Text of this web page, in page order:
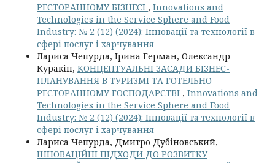
РЕСТОРАННОМУ БІЗНЕСІ , Innovations and
Technologies in the Service Sphere and Food
Industry: № 2 (12) (2024): Інновації та технології в
сфері послуг і харчування
Лариса Чепурда, Ірина Герман, Олександр
Куракін, КОНЦЕПТУАЛЬНІ ЗАСАДИ БІЗНЕС-
ПЛАНУВАННЯ В ТУРИЗМІ ТА ГОТЕЛЬНО-
РЕСТОРАННОМУ ГОСПОДАРСТВІ , Innovations and
Technologies in the Service Sphere and Food
Industry: № 2 (12) (2024): Інновації та технології в
сфері послуг і харчування
Лариса Чепурда, Дмитро Дубіновський,
ІННОВАЦІЙНІ ПІДХОДИ ДО РОЗВИТКУ